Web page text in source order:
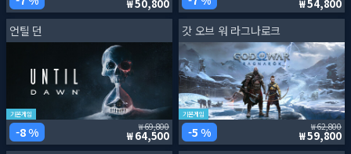
50,800 54,800
언틸 던
기본게임
8 % 69,800
64,500
갓 오브 워 라그나로크
기본게임
5 % 62,800
59,800